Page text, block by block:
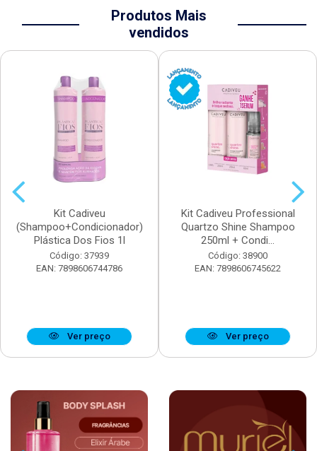
Produtos Mais
vendidos
Kit Cadiveu
(Shampoo+Condicionador)
Plástica Dos Fios 1l
Código: 37939
EAN: 7898606744786
Ver preço
Kit Cadiveu Professional
Quartzo Shine Shampoo
250ml + Condi...
Código: 38900
EAN: 7898606745622
Ver preço